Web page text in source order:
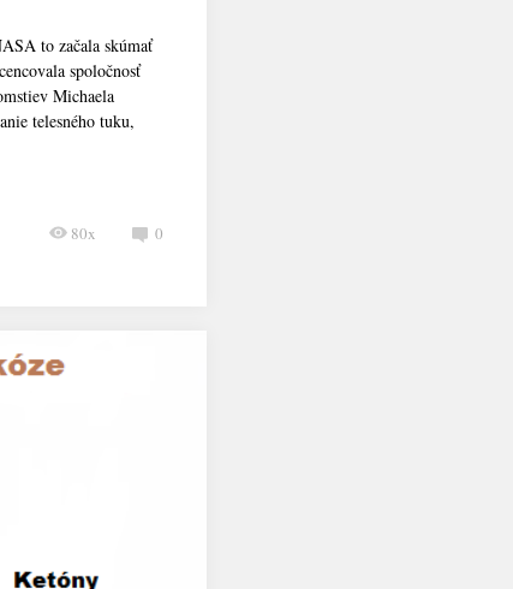
to začala skúmať
spoločnosť
Michaela
telesného tuku,
0
80x